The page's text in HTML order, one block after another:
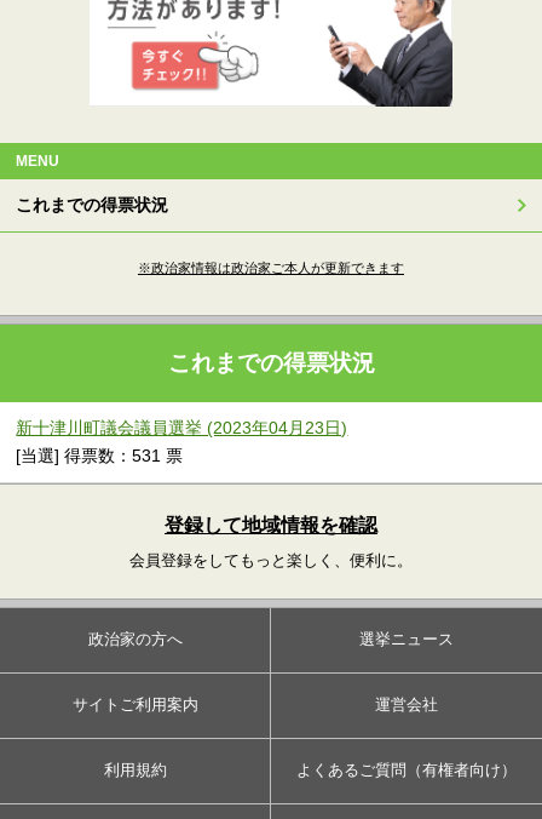
MENU
これまでの得票状況
※政治家情報は政治家ご本人が更新できます
これまでの得票状況
新十津川町議会議員選挙 (2023年04月23日)
[当選] 得票数：531 票
登録して地域情報を確認
会員登録をしてもっと楽しく、便利に。
政治家の方へ 選挙ニュース
サイトご利用案内 運営会社
利用規約 よくあるご質問（有権者向け）